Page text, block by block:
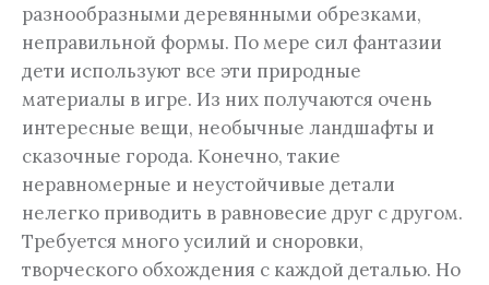
разнообразными деревянными обрезками,
неправильной формы. По мере сил фантазии
дети используют все эти природные
материалы в игре. Из них получаются очень
интересные вещи, необычные ландшафты и
сказочные города. Конечно, такие
неравномерные и неустойчивые детали
нелегко приводить в равновесие друг с другом.
Требуется много усилий и сноровки,
творческого обхождения с каждой деталью. Но